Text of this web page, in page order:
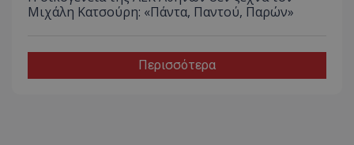
Μιχάλη Κατσούρη: «Πάντα, Παντού, Παρών»
Περισσότερα